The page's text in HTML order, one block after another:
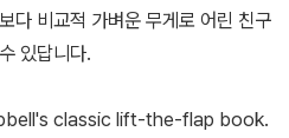
다 비교적 가벼운 무게로 어린 친구
있답니다.
classic lift-the-flap book.